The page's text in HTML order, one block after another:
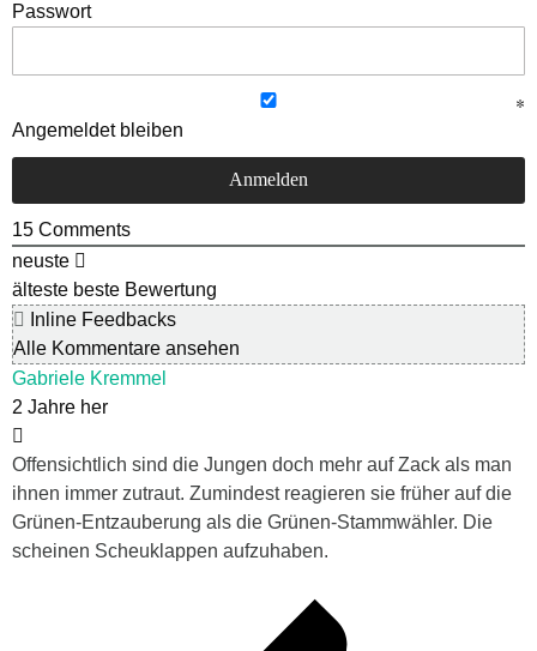
Passwort
Angemeldet bleiben
15 Comments
neuste
älteste beste Bewertung
Inline Feedbacks
Alle Kommentare ansehen
Gabriele Kremmel
2 Jahre her
Offensichtlich sind die Jungen doch mehr auf Zack als man
ihnen immer zutraut. Zumindest reagieren sie früher auf die
Grünen-Entzauberung als die Grünen-Stammwähler. Die
scheinen Scheuklappen aufzuhaben.